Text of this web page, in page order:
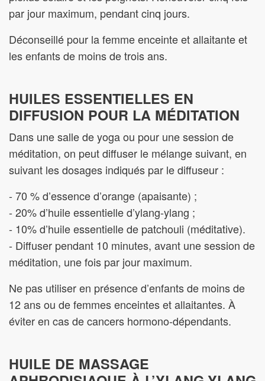
par jour maximum, pendant cinq jours.
Déconseillé pour la femme enceinte et allaitante et
les enfants de moins de trois ans.
HUILES ESSENTIELLES EN
DIFFUSION POUR LA MÉDITATION
Dans une salle de yoga ou pour une session de
méditation, on peut diffuser le mélange suivant, en
suivant les dosages indiqués par le diffuseur :
- 70 % d’essence d’orange (apaisante) ;
- 20% d’huile essentielle d’ylang-ylang ;
- 10% d’huile essentielle de patchouli (méditative).
- Diffuser pendant 10 minutes, avant une session de
méditation, une fois par jour maximum.
Ne pas utiliser en présence d’enfants de moins de
12 ans ou de femmes enceintes et allaitantes. À
éviter en cas de cancers hormono-dépendants.
HUILE DE MASSAGE